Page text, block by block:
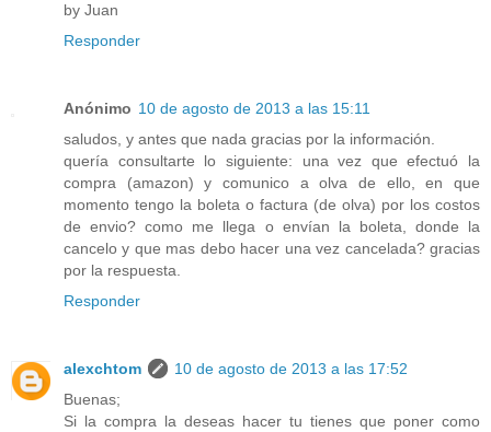
by Juan
Responder
Anónimo 10 de agosto de 2013 a las 15:11
saludos, y antes que nada gracias por la información.
quería consultarte lo siguiente: una vez que efectuó la
compra (amazon) y comunico a olva de ello, en que
momento tengo la boleta o factura (de olva) por los costos
de envio? como me llega o envían la boleta, donde la
cancelo y que mas debo hacer una vez cancelada? gracias
por la respuesta.
Responder
alexchtom
10 de agosto de 2013 a las 17:52
Buenas;
Si la compra la deseas hacer tu tienes que poner como